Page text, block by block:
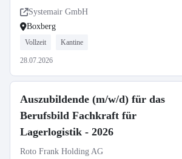
Systemair GmbH
Boxberg
Vollzeit Kantine
28.07.2026
Auszubildende (m/w/d) für das
Berufsbild Fachkraft für
Lagerlogistik - 2026
Roto Frank Holding AG